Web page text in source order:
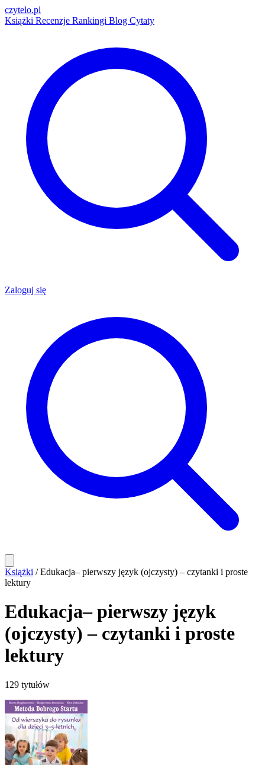
czytelo.pl
Książki Recenzje Rankingi Blog Cytaty
Zaloguj się
Książki / Edukacja– pierwszy język (ojczysty) – czytanki i proste
lektury
Edukacja– pierwszy język
(ojczysty) – czytanki i proste
lektury
129 tytułów